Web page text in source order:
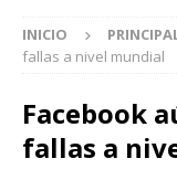
INICIO
fallas a nivel mundial
Facebook
fallas a